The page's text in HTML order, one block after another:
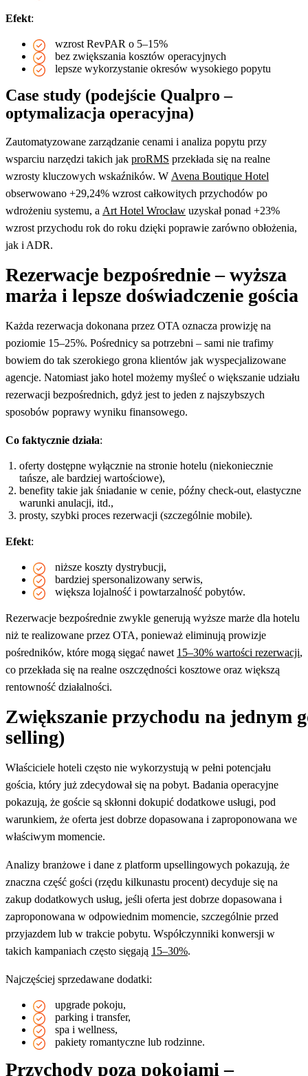
Efekt:
wzrost RevPAR o 5–15%
bez zwiększania kosztów operacyjnych
lepsze wykorzystanie okresów wysokiego popytu
Case study (podejście Qualpro –
optymalizacja operacyjna)
Zautomatyzowane zarządzanie cenami i analiza popytu przy
wsparciu narzędzi takich jak proRMS przekłada się na realne
wzrosty kluczowych wskaźników. W Avena Boutique Hotel
obserwowano +29,24% wzrost całkowitych przychodów po
wdrożeniu systemu, a Art Hotel Wrocław uzyskał ponad +23%
wzrost przychodu rok do roku dzięki poprawie zarówno obłożenia,
jak i ADR.
Rezerwacje bezpośrednie – wyższa
marża i lepsze doświadczenie gościa
Każda rezerwacja dokonana przez OTA oznacza prowizję na
poziomie 15–25%. Pośrednicy sa potrzebni – sami nie trafimy
bowiem do tak szerokiego grona klientów jak wyspecjalizowane
agencje. Natomiast jako hotel możemy myśleć o większanie udziału
rezerwacji bezpośrednich, gdyż jest to jeden z najszybszych
sposobów poprawy wyniku finansowego.
Co faktycznie działa:
oferty dostępne wyłącznie na stronie hotelu (niekoniecznie
tańsze, ale bardziej wartościowe),
benefity takie jak śniadanie w cenie, późny check-out, elastyczne
warunki anulacji, itd.,
prosty, szybki proces rezerwacji (szczególnie mobile).
Efekt:
niższe koszty dystrybucji,
bardziej spersonalizowany serwis,
większa lojalność i powtarzalność pobytów.
Rezerwacje bezpośrednie zwykle generują wyższe marże dla hotelu
niż te realizowane przez OTA, ponieważ eliminują prowizje
pośredników, które mogą sięgać nawet 15–30% wartości rezerwacji,
co przekłada się na realne oszczędności kosztowe oraz większą
rentowność działalności.
Zwiększanie przychodu na jednym
selling)
Właściciele hoteli często nie wykorzystują w pełni potencjału
gościa, który już zdecydował się na pobyt. Badania operacyjne
pokazują, że goście są skłonni dokupić dodatkowe usługi, pod
warunkiem, że oferta jest dobrze dopasowana i zaproponowana we
właściwym momencie.
Analizy branżowe i dane z platform upsellingowych pokazują, że
znaczna część gości (rzędu kilkunastu procent) decyduje się na
zakup dodatkowych usług, jeśli oferta jest dobrze dopasowana i
zaproponowana w odpowiednim momencie, szczególnie przed
przyjazdem lub w trakcie pobytu. Współczynniki konwersji w
takich kampaniach często sięgają 15–30%.
Najczęściej sprzedawane dodatki:
upgrade pokoju,
parking i transfer,
spa i wellness,
pakiety romantyczne lub rodzinne.
Przychody poza pokojami –